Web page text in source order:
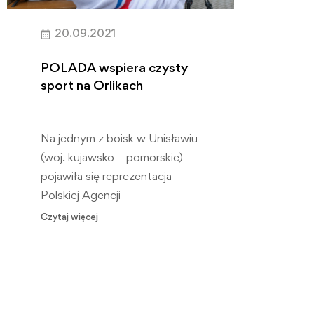
20.09.2021
POLADA wspiera czysty
sport na Orlikach
Na jednym z boisk w Unisławiu
(woj. kujawsko – pomorskie)
pojawiła się reprezentacja
Polskiej Agencji
Antydopingowej. Celem
Czytaj więcej